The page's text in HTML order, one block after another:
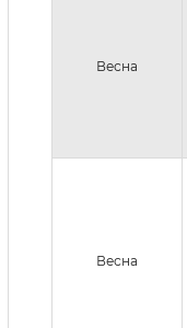
Весна
Весна